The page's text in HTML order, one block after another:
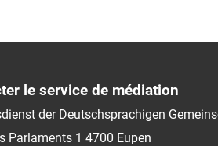
le service de médiation
der Deutschsprachigen
Parlaments 1 4700 Eupen